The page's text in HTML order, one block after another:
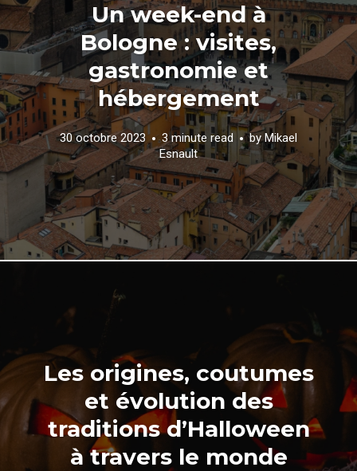
Un week-end à
Bologne : visites,
gastronomie et
hébergement
30 octobre 2023 3 minute read byMikael
Esnault
Les origines, coutumes
et évolution des
traditions d’Halloween
à travers le monde